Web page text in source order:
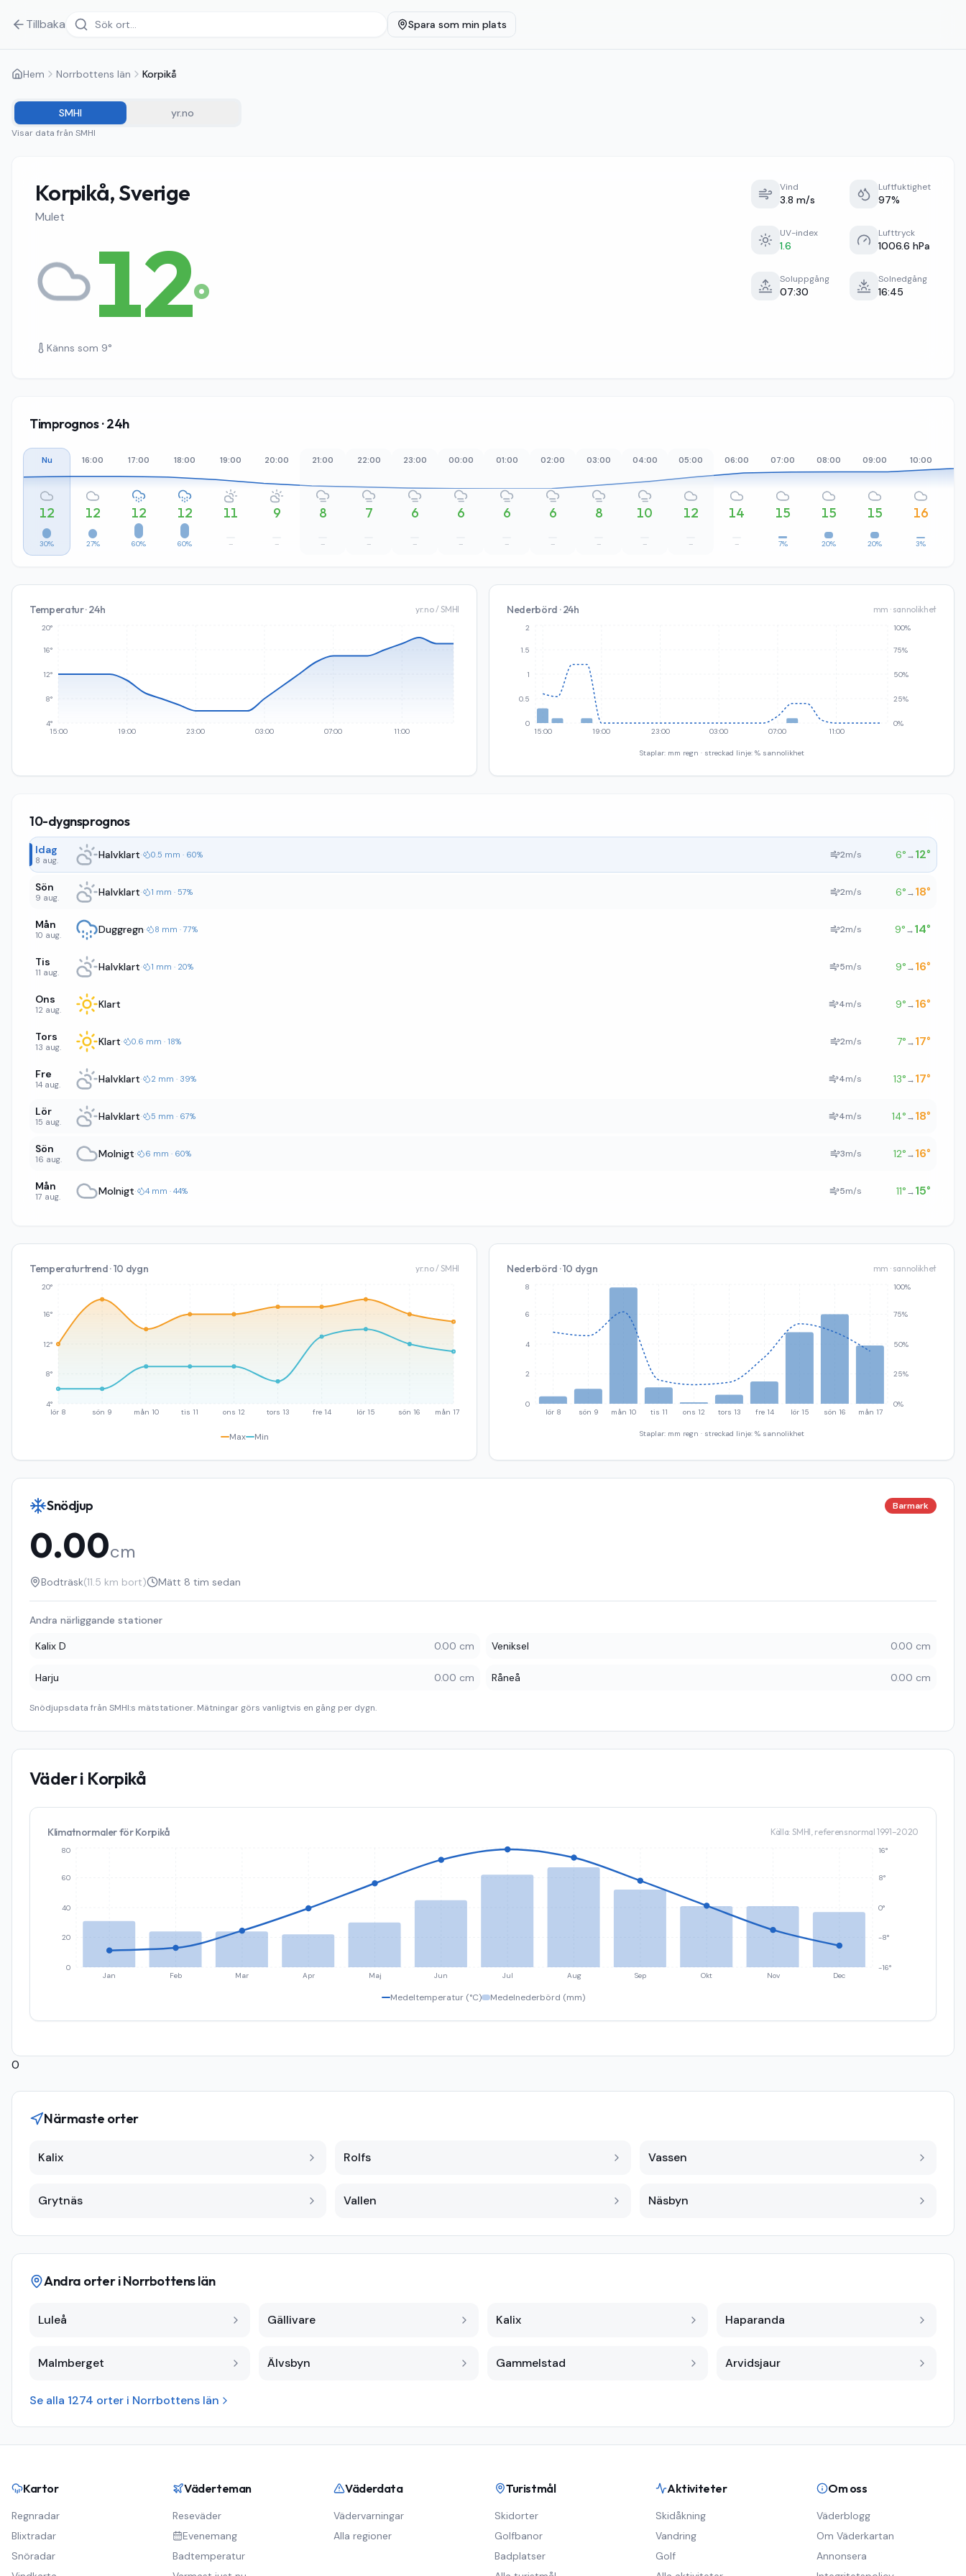
Tillbaka Spara som min plats
Hem Norrbottens län Korpikå
SMHI yr.no
Visar data från SMHI
Korpikå, Sverige
Mulet
12°
Känns som 9°
Vind
3.8 m/s
Luftfuktighet
97%
UV-index
1.6
Lufttryck
1006.6 hPa
Soluppgång
07:30
Solnedgång
16:45
Timprognos · 24h
Nu
12
30%
16:00
12
27%
17:00
12
60%
18:00
12
60%
19:00
11
–
20:00
9
–
21:00
8
–
22:00
7
–
23:00
6
–
00:00
6
–
01:00
6
–
02:00
6
–
03:00
8
–
04:00
10
–
05:00
12
–
06:00
14
–
07:00
15
7%
08:00
15
20%
09:00
15
20%
10:00
16
3%
Temperatur · 24h yr.no / SMHI
15:00 19:00 23:00 03:00 07:00 11:00
4°
8°
12°
16°
20°
Nederbörd · 24h mm · sannolikhet
15:00 19:00 23:00 03:00 07:00 11:00
0
0.5
1
1.5
2
0%
25%
50%
75%
100%
Staplar: mm regn · streckad linje: % sannolikhet
10-dygnsprognos
Idag
8 aug. Halvklart· 0.5 mm · 60% 2m/s 6°→12°
Sön
9 aug. Halvklart· 1 mm · 57% 2m/s 6°→18°
Mån
10 aug. Duggregn· 8 mm · 77% 2m/s 9°→14°
Tis
11 aug. Halvklart· 1 mm · 20% 5m/s 9°→16°
Ons
12 aug. Klart 4m/s 9°→16°
Tors
13 aug. Klart· 0.6 mm · 18% 2m/s 7°→17°
Fre
14 aug. Halvklart· 2 mm · 39% 4m/s 13°→17°
Lör
15 aug. Halvklart· 5 mm · 67% 4m/s 14°→18°
Sön
16 aug. Molnigt· 6 mm · 60% 3m/s 12°→16°
Mån
17 aug. Molnigt· 4 mm · 44% 5m/s 11°→15°
Temperaturtrend · 10 dygn yr.no / SMHI
lör 8 sön 9 mån 10 tis 11 ons 12 tors 13 fre 14 lör 15 sön 16 mån 17
4°
8°
12°
16°
20°
Max Min
Nederbörd · 10 dygn mm · sannolikhet
lör 8 sön 9 mån 10 tis 11 ons 12 tors 13 fre 14 lör 15 sön 16 mån 17
0
2
4
6
8
0%
25%
50%
75%
100%
Staplar: mm regn · streckad linje: % sannolikhet
Snödjup Barmark
0.00cm
Bodträsk(11.5 km bort) Mätt 8 tim sedan
Andra närliggande stationer
Kalix D
0.00 cm Veniksel 0.00 cm
Harju 0.00 cm Råneå 0.00 cm
Snödjupsdata från SMHI:s mätstationer. Mätningar görs vanligtvis en gång per dygn.
Väder i Korpikå
Klimatnormaler förKorpikå Källa: SMHI, referensnormal 1991–2020
Jan Feb Mar Apr Maj Jun Jul Aug Sep Okt Nov Dec
0
20
40
60
80
-16°
-8°
0°
8°
16°
Medeltemperatur (°C) Medelnederbörd (mm)
0
Närmaste orter
Kalix Rolfs Vassen
Grytnäs Vallen Näsbyn
Andra orter iNorrbottens län
Luleå Gällivare Kalix Haparanda
Malmberget Älvsbyn Gammelstad Arvidsjaur
Se alla 1274 orter i Norrbottens län
Kartor
Regnradar
Blixtradar
Snöradar
Väderteman
Reseväder
Evenemang
Badtemperatur
Väderdata
Vädervarningar
Alla regioner
Turistmål
Skidorter
Golfbanor
Badplatser
Aktiviteter
Skidåkning
Vandring
Golf
Om oss
Väderblogg
Om Väderkartan
Annonsera